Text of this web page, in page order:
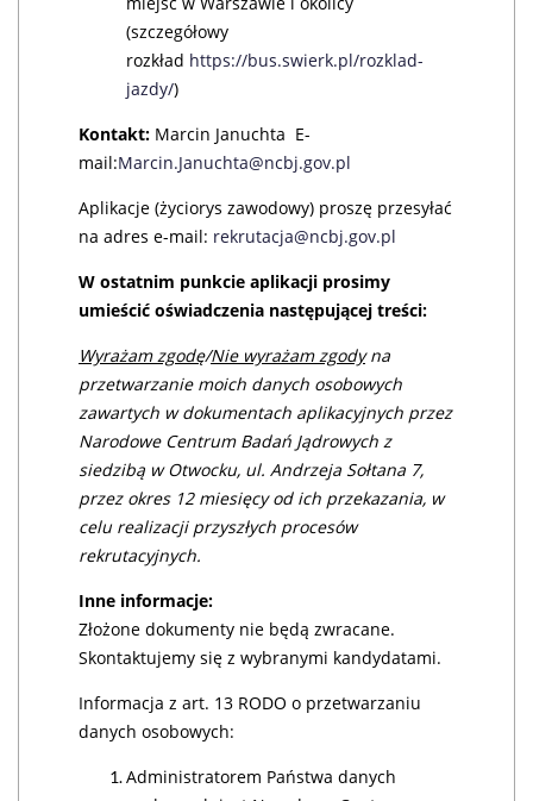
(szczegółowy
rozkład https://bus.swierk.pl/rozklad-
jazdy/)
Kontakt: Marcin Januchta E-
mail:Marcin.Januchta@ncbj.gov.pl
Aplikacje (życiorys zawodowy) proszę przesyłać
na adres e-mail: rekrutacja@ncbj.gov.pl
W ostatnim punkcie aplikacji prosimy
umieścić oświadczenia następującej treści:
Wyrażam zgodę/Nie wyrażam zgodyna
przetwarzanie moich danych osobowych
zawartych w dokumentach aplikacyjnych przez
Narodowe Centrum Badań Jądrowych z
siedzibą w Otwocku, ul. Andrzeja Sołtana 7,
przez okres 12 miesięcy od ich przekazania, w
celu realizacji przyszłych procesów
rekrutacyjnych.
Inne informacje:
Złożone dokumenty nie będą zwracane.
Skontaktujemy się z wybranymi kandydatami.
Informacja z art. 13 RODO o przetwarzaniu
danych osobowych:
Administratorem Państwa danych